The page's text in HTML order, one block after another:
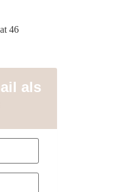
46
als